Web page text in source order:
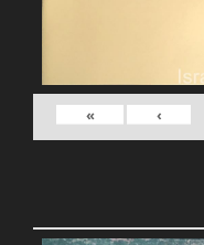
›
»